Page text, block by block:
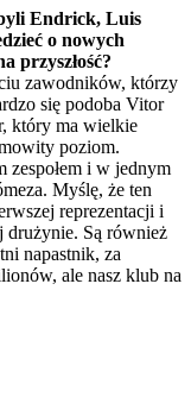
Endrick, Luis
o nowych
przyszłość?
zawodników, którzy
się podoba Vitor
który ma wielkie
poziom.
zespołem i w jednym
Myślę, że ten
reprezentacji i
drużynie. Są również
napastnik, za
ale nasz klub na